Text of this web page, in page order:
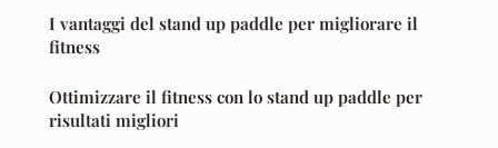
I vantaggi del stand up paddle per migliorare il
fitness
Ottimizzare il fitness con lo stand up paddle per
risultati migliori